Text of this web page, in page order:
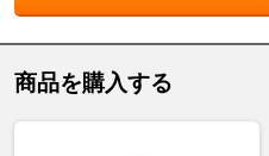
商品を購入する